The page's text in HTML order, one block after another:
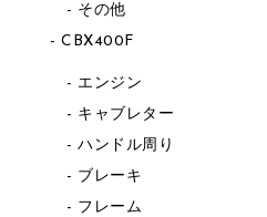
その他
CBX400F
エンジン
キャブレター
ハンドル周り
ブレーキ
フレーム